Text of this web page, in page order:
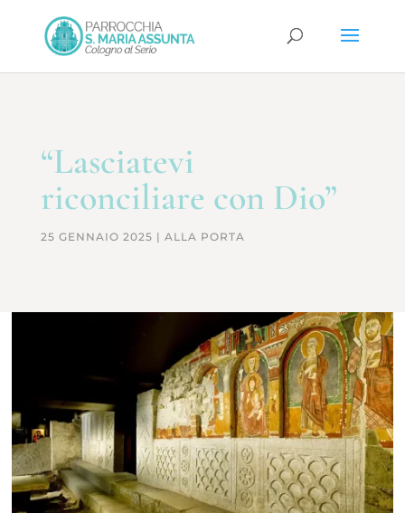
“Lasciatevi
riconciliare con Dio”
25 GENNAIO 2025 | ALLA PORTA